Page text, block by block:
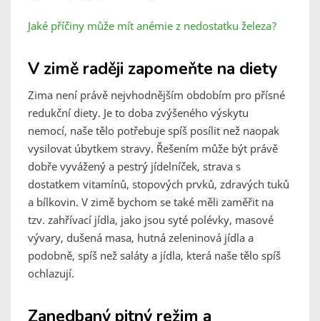
Jaké příčiny může mít anémie z nedostatku železa?
V zimě raději zapomeňte na diety
Zima není právě nejvhodnějším obdobím pro přísné
redukční diety. Je to doba zvýšeného výskytu
nemocí, naše tělo potřebuje spíš posílit než naopak
vysilovat úbytkem stravy. Řešením může být právě
dobře vyvážený a pestrý jídelníček, strava s
dostatkem vitamínů, stopových prvků, zdravých tuků
a bílkovin. V zimě bychom se také měli zaměřit na
tzv. zahřívací jídla, jako jsou syté polévky, masové
vývary, dušená masa, hutná zeleninová jídla a
podobně, spíš než saláty a jídla, která naše tělo spíš
ochlazují.